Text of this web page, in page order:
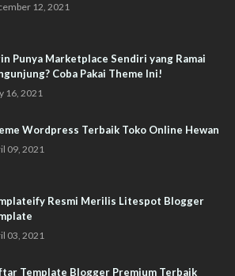
12, 2021
Punya Marketplace Sendiri yang Ramai
Coba Pakai Theme Ini!
16, 2021
Wordpress Terbaik Toko Online Hewan
09, 2021
Resmi Merilis Litespot Blogger
03, 2021
Template Blogger Premium Terbaik